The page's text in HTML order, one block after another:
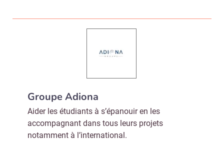
Groupe Adiona
Aider les étudiants à s’épanouir en les
accompagnant dans tous leurs projets
notamment à l’international.